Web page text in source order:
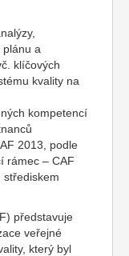
a
klíčových
kvality na
kompetencí
2013, podle
rámec – CAF
střediskem
představuje
veřejné
který byl